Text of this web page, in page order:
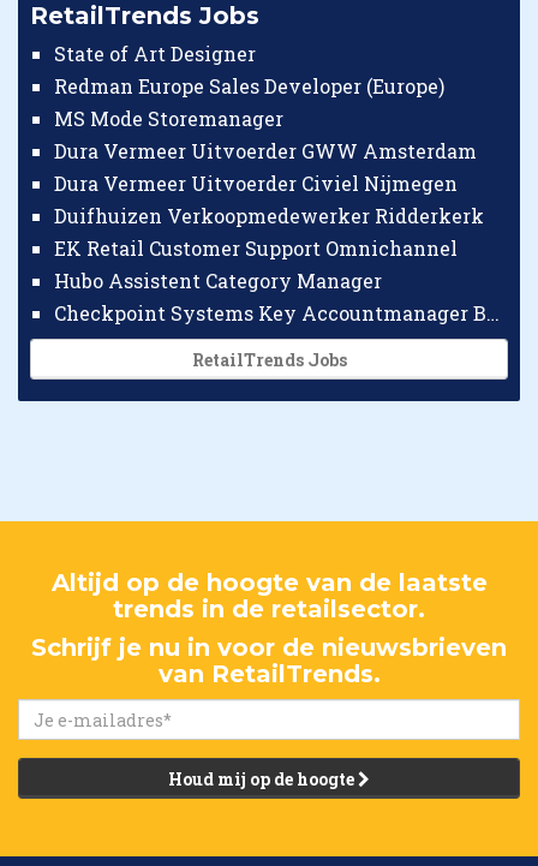
RetailTrends Jobs
State of Art Designer
Redman Europe Sales Developer (Europe)
MS Mode Storemanager
Dura Vermeer Uitvoerder GWW Amsterdam
Dura Vermeer Uitvoerder Civiel Nijmegen
Duifhuizen Verkoopmedewerker Ridderkerk
EK Retail Customer Support Omnichannel
Hubo Assistent Category Manager
Checkpoint Systems Key Accountmanager Benelux
RetailTrends Jobs
Altijd op de hoogte van de laatste
trends in de retailsector.
Schrijf je nu in voor de nieuwsbrieven
van RetailTrends.
Houd mij op de hoogte